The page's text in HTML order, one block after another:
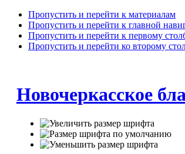
Пропустить и перейти к материалам
Пропустить и перейти к главной
Пропустить и перейти к первому
Пропустить и перейти ко второму
Новочеркасское